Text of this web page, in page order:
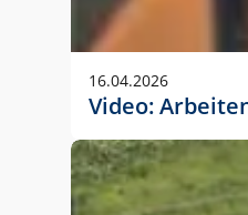
Anwendungsgröße
Die Logohöhe
folgende fest
DIN A3 – 15
DIN A1 – 39
16.04.2026
Video: